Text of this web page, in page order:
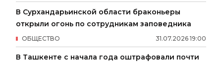
В Сурхандарьинской области браконьеры
открыли огонь по сотрудникам заповедника
31.07.2026 19:00
ОБЩЕСТВО
В Ташкенте с начала года оштрафовали почти